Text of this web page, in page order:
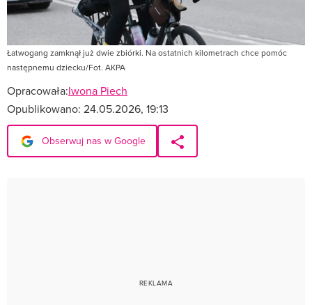
Łatwogang zamknął już dwie zbiórki. Na ostatnich kilometrach chce pomóc
następnemu dziecku/Fot. AKPA
Opracowała:Iwona Piech
Opublikowano: 24.05.2026, 19:13
Obserwuj nas w Google